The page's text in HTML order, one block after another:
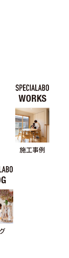
WORKS
施工事例